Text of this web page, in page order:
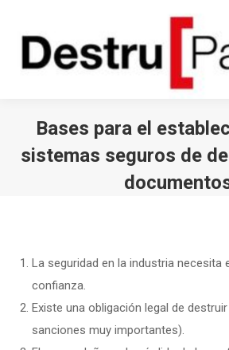
Bases para el
sistemas seguros de
La seguridad en la industria necesita
confianza.
Existe una obligación legal de
sanciones muy importantes).